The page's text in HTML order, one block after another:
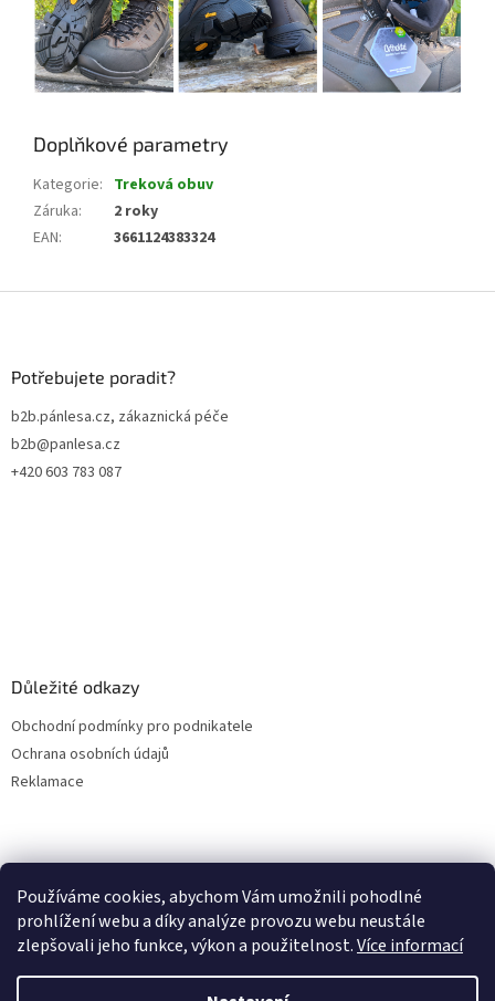
Používáme cookies, abychom Vám umožnili pohodlné
prohlížení webu a díky analýze provozu webu neustále
zlepšovali jeho funkce, výkon a použitelnost.Více informací
Doplňkové parametry
Kategorie: Treková obuv
Záruka:
2 roky
EAN: 3661124383324
Potřebujete poradit?
b2b.pánlesa.cz, zákaznická péče
b2b@panlesa.cz
+420 603 783 087
Důležité odkazy
Obchodní podmínky pro podnikatele
Ochrana osobních údajů
Reklamace